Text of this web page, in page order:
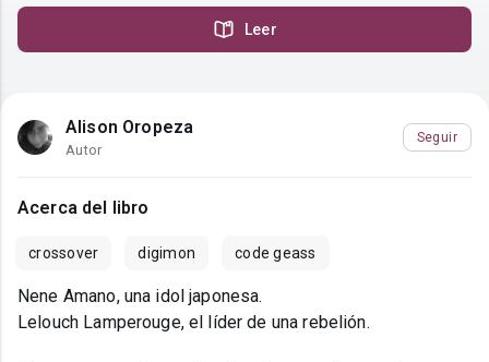
Leer
Alison Oropeza
Autor
Seguir
Acerca del libro
crossover digimon code geass
Nene Amano, una idol japonesa.
Lelouch Lamperouge, el líder de una rebelión.